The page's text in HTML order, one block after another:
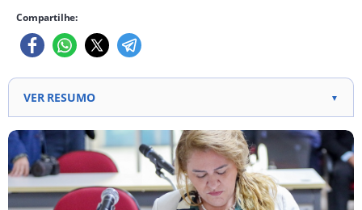
Compartilhe:
VER RESUMO ▼
Projeto visa convocar mais candidatos para curso
de formação da PM Projeto faz alterações no
Estatuto da PM Projetos segue para sanção do
governador.